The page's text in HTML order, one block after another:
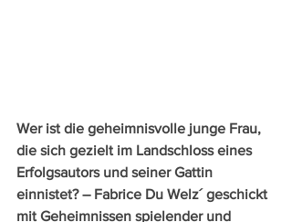
Wer ist die geheimnisvolle junge Frau,
die sich gezielt im Landschloss eines
Erfolgsautors und seiner Gattin
einnistet? – Fabrice Du Welz´ geschickt
mit Geheimnissen spielender und